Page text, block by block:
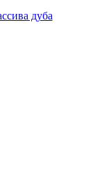
дуба